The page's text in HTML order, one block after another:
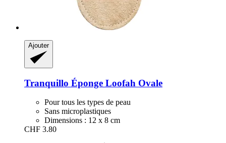
Ajouter
Tranquillo Éponge Loofah Ovale
Pour tous les types de peau
Sans microplastiques
Dimensions : 12 x 8 cm
CHF 3.80